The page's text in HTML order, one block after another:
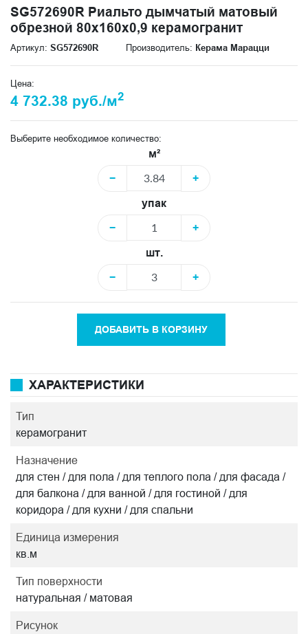
SG572690R Риальто дымчатый матовый
обрезной 80x160x0,9 керамогранит
Артикул: SG572690R Производитель: Керама Марацци
Цена:
4 732.38 руб./м2
Выберите необходимое количество:
м²
−
+
упак
−
+
шт.
−
+
ДОБАВИТЬ В КОРЗИНУ
ХАРАКТЕРИСТИКИ
Тип
керамогранит
Назначение
для стен / для пола / для теплого пола / для фасада /
для балкона / для ванной / для гостиной / для
коридора / для кухни / для спальни
Единица измерения
кв.м
Тип поверхности
натуральная / матовая
Рисунок